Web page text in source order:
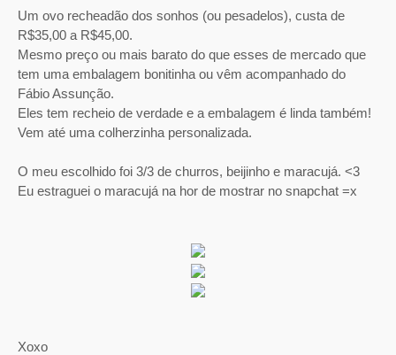
Um ovo recheadão dos sonhos (ou pesadelos), custa de
R$35,00 a R$45,00.
Mesmo preço ou mais barato do que esses de mercado que
tem uma embalagem bonitinha ou vêm acompanhado do
Fábio Assunção.
Eles tem recheio de verdade e a embalagem é linda também!
Vem até uma colherzinha personalizada.
O meu escolhido foi 3/3 de churros, beijinho e maracujá. <3
Eu estraguei o maracujá na hor de mostrar no snapchat =x
Xoxo